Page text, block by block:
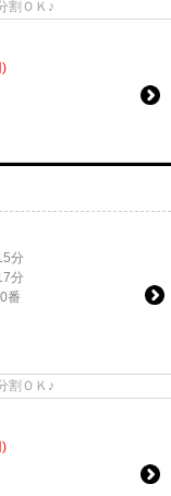
割ＯＫ♪
)
分
分
番
割ＯＫ♪
)